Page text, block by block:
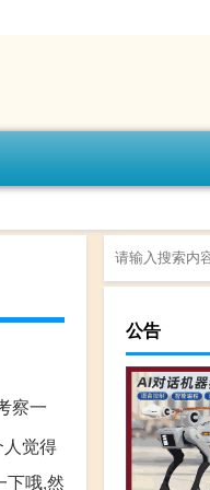
察一
觉得
下哦,然
公告